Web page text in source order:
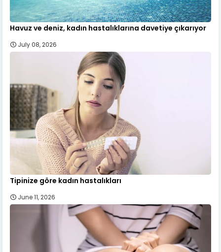
Havuz ve deniz, kadın hastalıklarına davetiye çıkarıyor
July 08, 2026
Tipinize göre kadın hastalıkları
June 11, 2026